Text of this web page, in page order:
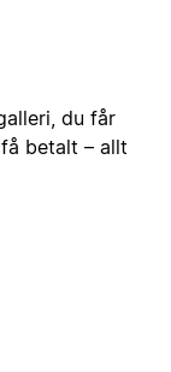
du får
betalt – allt